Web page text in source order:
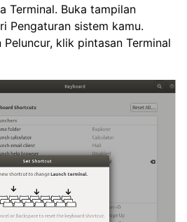
Terminal. Buka tampilan
Pengaturan sistem kamu.
klik pintasan Terminal